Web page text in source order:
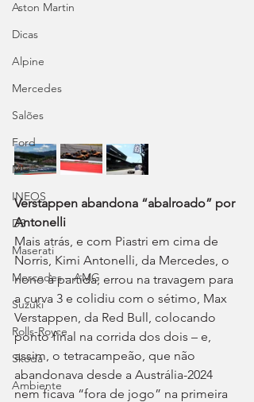
Aston Martin
Dicas
Alpine
Mercedes
Salões
Ford
MG
INEOS
DS
Maserati
Mercedes – AMG
Suzuki
Rolls-Royce
Skoda
Ambiente
Verstappen abandona “abalroado” por
Antonelli
Mais atrás, e com Piastri em cima de
Norris, Kimi Antonelli, da Mercedes, o
nono à partida, errou na travagem para
a curva 3 e colidiu com o sétimo, Max
Verstappen, da Red Bull, colocando
ponto final na corrida dos dois – e,
assim, o tetracampeão, que não
abandonava desde a Austrália-2024
nem ficava “fora de jogo” na primeira